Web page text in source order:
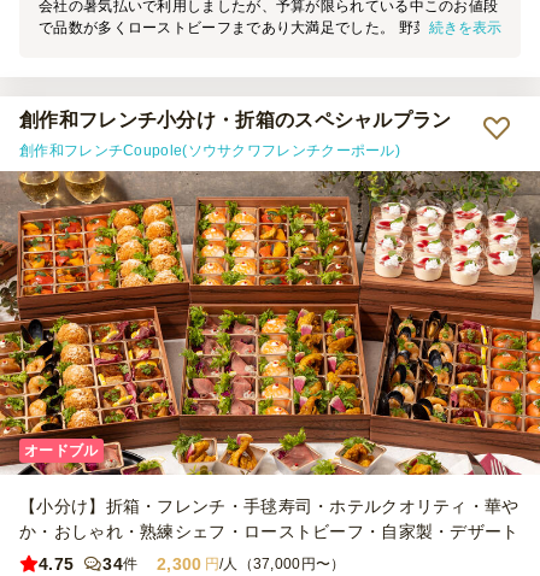
会社の暑気払いで利用しましたが、予算が限られている中このお値段
で品数が多くローストビーフまであり大満足でした。 野菜や卵のお
続きを表示
創作和フレンチ小分け・折箱のスペシャルプラン
創作和フレンチCoupole(ソウサクワフレンチクーポール)
オードブル
【小分け】折箱・フレンチ・手毬寿司・ホテルクオリティ・華や
か・おしゃれ・熟練シェフ・ローストビーフ・自家製・デザート
4.75
34件 2,300 円/人（37,000円〜）